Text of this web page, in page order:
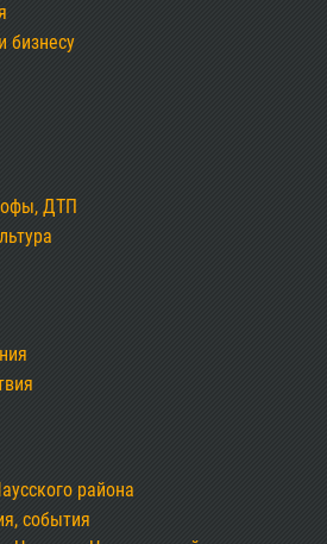
бизнесу
ДТП
района
события